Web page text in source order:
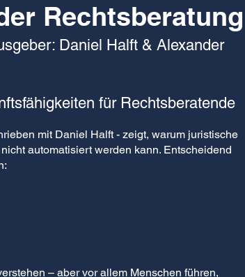
Rechtsberatung
Daniel Halft & Alexander
für Rechtsberatende
mit Daniel Halft - zeigt, warum juristische
automatisiert werden kann. Entscheidend
– aber vor allem Menschen führen,